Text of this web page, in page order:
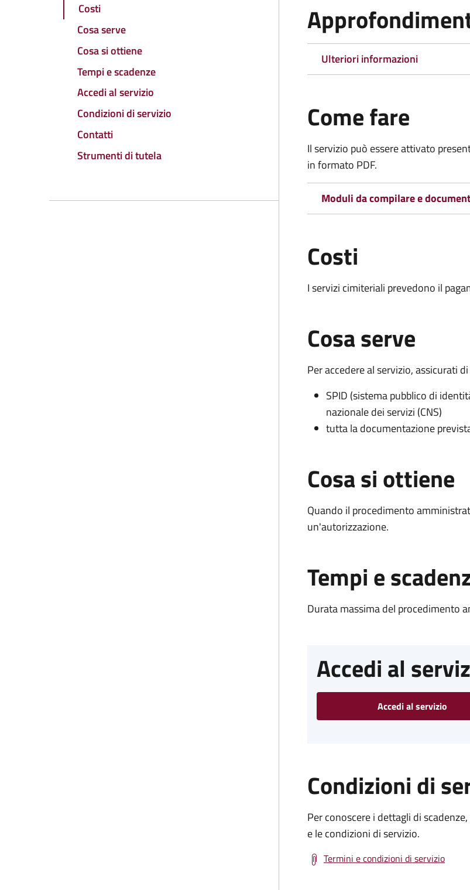
Costi
Cosa serve
Cosa si ottiene
Tempi e scadenze
Accedi al servizio
Condizioni di servizio
Contatti
Strumenti di tutela
Ulteriori informazioni
Come fare
Il servizio può essere attivato
in formato PDF.
Moduli da compilare e
Costi
I servizi cimiteriali prevedono il
Cosa serve
Per accedere al servizio, assicurati
SPID (sistema pubblico di
nazionale dei servizi (CNS)
tutta la documentazione
Cosa si ottiene
Quando il procedimento
un'autorizzazione.
Tempi e
Durata massima del procedimento
Accedi al
Accedi al servizio
Condizioni di
Per conoscere i dettagli di
e le condizioni di servizio.
Termini e condizioni di servizio